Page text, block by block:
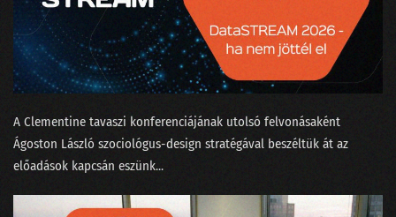
166 - Egri Botond, a logónyomozó
165 - Beszántja-e az MI az adattudományt?
164 - Apple AI vagy mindmeghalunk?
163 - A fogalmatlan maharadzsa és a Manhattan terv
162 - Megtalálta-e Gyula az adatbázisok lelkét?
A Clementine tavaszi konferenciájának utolsó felvonásaként
⁠Ágoston László⁠ szociológus-design stratégával beszéltük át az
előadások kapcsán eszünk...